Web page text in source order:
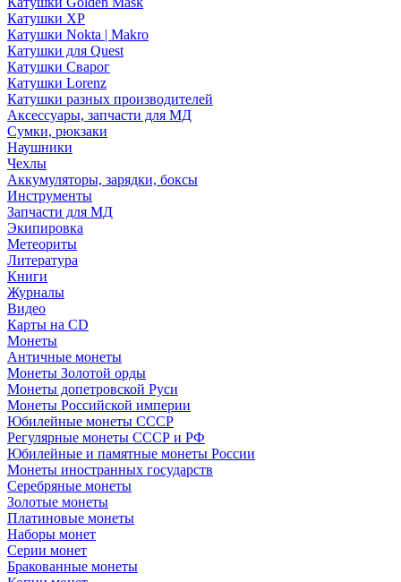
Катушки XP
Катушки Nokta | Makro
Катушки для Quest
Катушки Сварог
Катушки Lorenz
Катушки разных производителей
Аксессуары, запчасти для МД
Сумки, рюкзаки
Наушники
Чехлы
Аккумуляторы, зарядки, боксы
Инструменты
Запчасти для МД
Экипировка
Метеориты
Литература
Книги
Журналы
Видео
Карты на CD
Монеты
Античные монеты
Монеты Золотой орды
Монеты допетровской Руси
Монеты Российской империи
Юбилейные монеты СССР
Регулярные монеты СССР и РФ
Юбилейные и памятные монеты России
Монеты иностранных государств
Серебряные монеты
Золотые монеты
Платиновые монеты
Наборы монет
Серии монет
Бракованные монеты